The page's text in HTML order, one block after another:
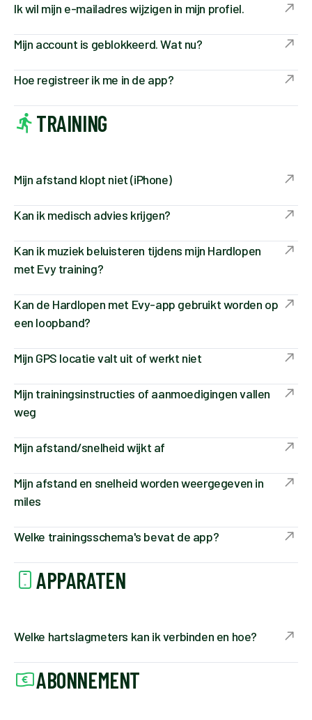
Ik wil mijn e-mailadres wijzigen in mijn profiel.
Mijn account is geblokkeerd. Wat nu?
Hoe registreer ik me in de app?
TRAINING
Mijn afstand klopt niet (iPhone)
Kan ik medisch advies krijgen?
Kan ik muziek beluisteren tijdens mijn Hardlopen
met Evy training?
Kan de Hardlopen met Evy-app gebruikt worden op
een loopband?
Mijn GPS locatie valt uit of werkt niet
Mijn trainingsinstructies of aanmoedigingen vallen
weg
Mijn afstand/snelheid wijkt af
Mijn afstand en snelheid worden weergegeven in
miles
Welke trainingsschema's bevat de app?
APPARATEN
Welke hartslagmeters kan ik verbinden en hoe?
ABONNEMENT